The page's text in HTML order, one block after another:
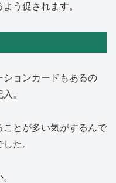
う促されます。
ションカードもあるの
。
ことが多い気がするんで
た。